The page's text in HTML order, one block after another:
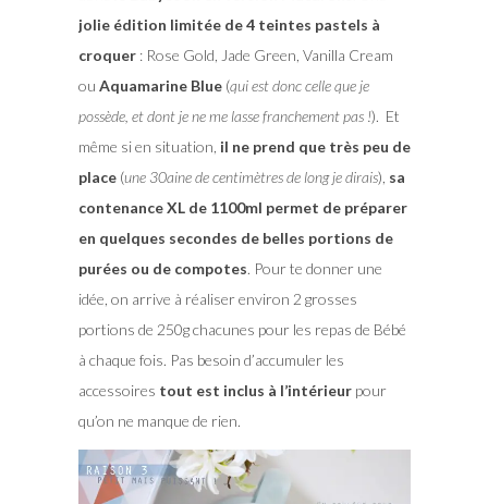
jolie édition limitée de 4 teintes pastels à
croquer: Rose Gold, Jade Green, Vanilla Cream
ou Aquamarine Blue(qui est donc celle que je
possède, et dont je ne me lasse franchement pas !). Et
même si en situation, il ne prend que très peu de
place(une 30aine de centimètres de long je dirais), sa
contenance XL de 1100ml permet de préparer
en quelques secondes de belles portions de
purées ou de compotes. Pour te donner une
idée, on arrive à réaliser environ 2 grosses
portions de 250g chacunes pour les repas de Bébé
à chaque fois. Pas besoin d’accumuler les
accessoires tout est inclus à l’intérieurpour
qu’on ne manque de rien.